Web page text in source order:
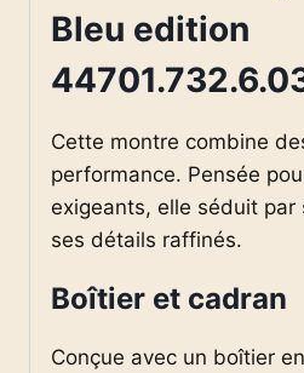
Bleu edition
Cette montre combine
performance. Pensée
exigeants, elle séduit
ses détails raffinés.
Boîtier et cadran
Conçue avec un boîtier